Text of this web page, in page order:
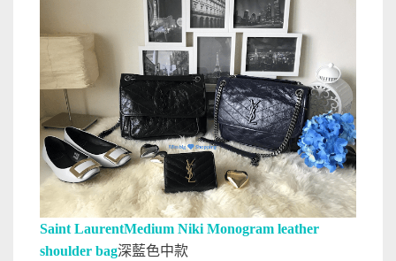
Saint LaurentMedium Niki Monogram leather
shoulder bag深藍色中款